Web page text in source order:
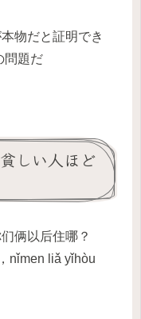
物だと証明でき
問題だ
しい人ほど
俩以后住哪？
nǐmen liǎ yǐhòu